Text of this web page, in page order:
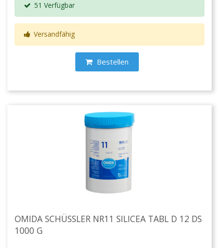
51 Verfügbar
Versandfähig
Bestellen
OMIDA SCHÜSSLER NR11 SILICEA TABL D 12 DS
1000 G